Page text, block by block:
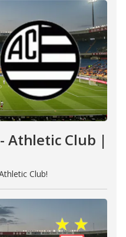
Athletic Club |
Club!